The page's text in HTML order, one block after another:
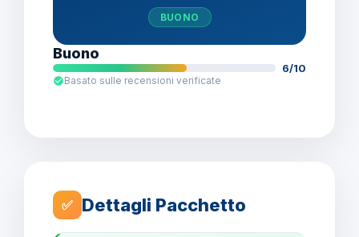
BUONO
Buono
6/10
Basato sulle recensioni verificate
✅ Dettagli Pacchetto